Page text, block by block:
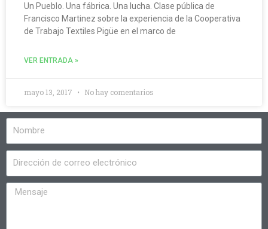
Un Pueblo. Una fábrica. Una lucha. Clase pública de
Francisco Martinez sobre la experiencia de la Cooperativa
de Trabajo Textiles Pigüe en el marco de
VER ENTRADA »
mayo 13, 2017 No hay comentarios